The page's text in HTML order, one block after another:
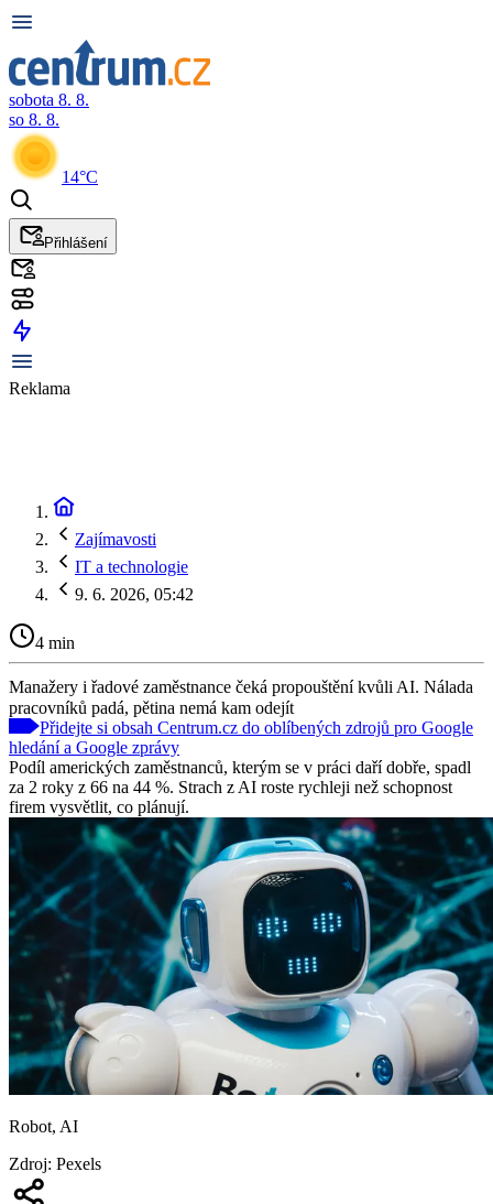
sobota 8. 8.
so 8. 8.
14°C
Přihlášení
Reklama
Zajímavosti
IT a technologie
9. 6. 2026, 05:42
4 min
Manažery i řadové zaměstnance čeká propouštění kvůli AI. Nálada
pracovníků padá, pětina nemá kam odejít
Přidejte si obsah Centrum.cz do oblíbených zdrojů pro Google
hledání a Google zprávy
Podíl amerických zaměstnanců, kterým se v práci daří dobře, spadl
za 2 roky z 66 na 44 %. Strach z AI roste rychleji než schopnost
firem vysvětlit, co plánují.
Robot, AI
Zdroj: Pexels